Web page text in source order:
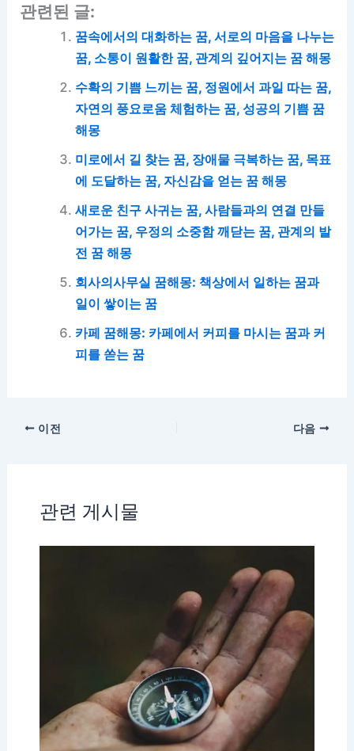
관련된 글:
꿈속에서의 대화하는 꿈, 서로의 마음을 나누는
꿈, 소통이 원활한 꿈, 관계의 깊어지는 꿈 해몽
수확의 기쁨 느끼는 꿈, 정원에서 과일 따는 꿈,
자연의 풍요로움 체험하는 꿈, 성공의 기쁨 꿈
해몽
미로에서 길 찾는 꿈, 장애물 극복하는 꿈, 목표
에 도달하는 꿈, 자신감을 얻는 꿈 해몽
새로운 친구 사귀는 꿈, 사람들과의 연결 만들
어가는 꿈, 우정의 소중함 깨닫는 꿈, 관계의 발
전 꿈 해몽
회사의사무실 꿈해몽: 책상에서 일하는 꿈과
일이 쌓이는 꿈
카페 꿈해몽: 카페에서 커피를 마시는 꿈과 커
피를 쏟는 꿈
이전 다음
관련 게시물